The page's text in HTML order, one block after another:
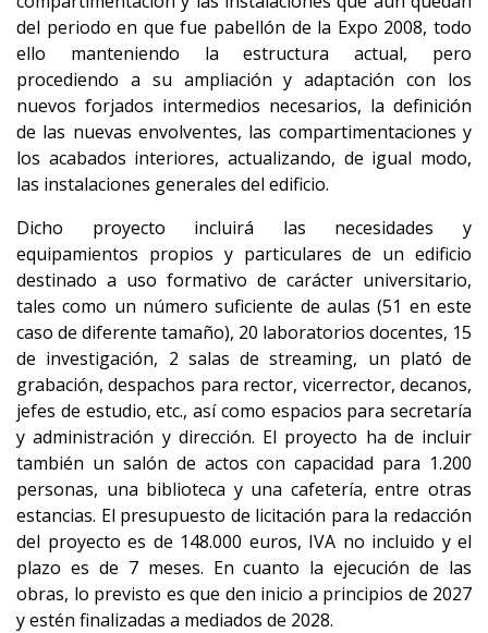
del periodo en que fue pabellón de la Expo 2008, todo
ello manteniendo la estructura actual, pero
procediendo a su ampliación y adaptación con los
nuevos forjados intermedios necesarios, la definición
de las nuevas envolventes, las compartimentaciones y
los acabados interiores, actualizando, de igual modo,
las instalaciones generales del edificio.
Dicho proyecto incluirá las necesidades y
equipamientos propios y particulares de un edificio
destinado a uso formativo de carácter universitario,
tales como un número suficiente de aulas (51 en este
caso de diferente tamaño), 20 laboratorios docentes, 15
de investigación, 2 salas de streaming, un plató de
grabación, despachos para rector, vicerrector, decanos,
jefes de estudio, etc., así como espacios para secretaría
y administración y dirección. El proyecto ha de incluir
también un salón de actos con capacidad para 1.200
personas, una biblioteca y una cafetería, entre otras
estancias. El presupuesto de licitación para la redacción
del proyecto es de 148.000 euros, IVA no incluido y el
plazo es de 7 meses. En cuanto la ejecución de las
obras, lo previsto es que den inicio a principios de 2027
y estén finalizadas a mediados de 2028.